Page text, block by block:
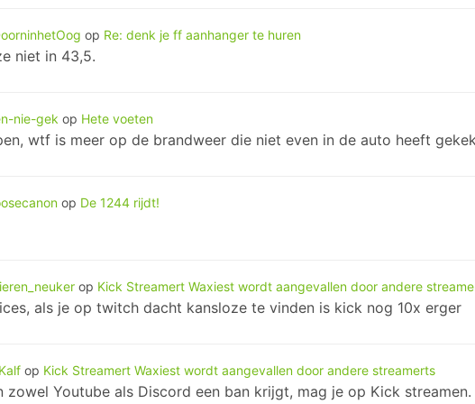
op Re: denk je ff aanhanger te huren
niet in 43,5.
nie-gek op Hete voeten
wtf is meer op de brandweer die niet even in de auto heeft
op De 1244 rijdt!
op Kick Streamert Waxiest wordt aangevallen door andere
als je op twitch dacht kansloze te vinden is kick nog 10x erger
op Kick Streamert Waxiest wordt aangevallen door andere streamerts
Youtube als Discord een ban krijgt, mag je op Kick streamen.